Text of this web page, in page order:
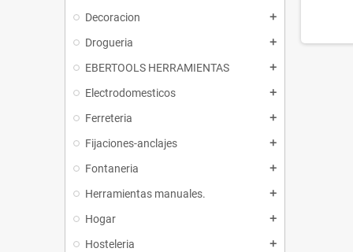
Decoracion add
Drogueria add
EBERTOOLS HERRAMIENTAS add
Electrodomesticos add
Ferreteria add
Fijaciones-anclajes add
Fontaneria add
Herramientas manuales. add
Hogar add
Hosteleria add